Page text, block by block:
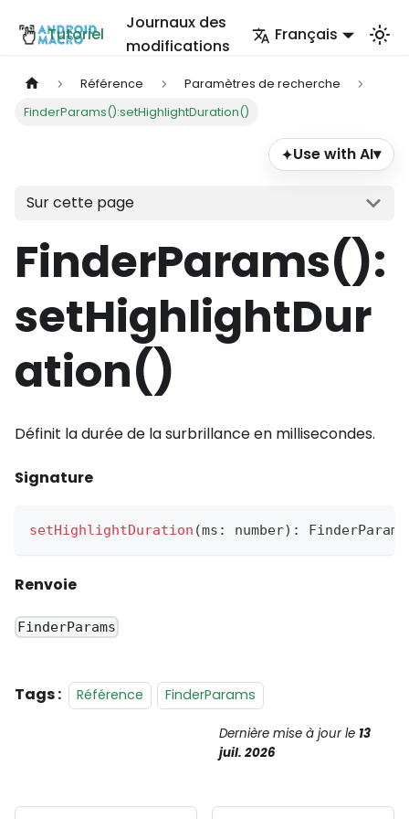
Tutoriel
Journaux des
modifications
Français
Référence
Paramètres de recherche
FinderParams():setHighlightDuration()
✦Use with AI▾
Sur cette page
FinderParams():
setHighlightDur
ation()
Définit la durée de la surbrillance en millisecondes.
Signature
setHighlightDuration (ms : number) : FinderParams
Renvoie
FinderParams
Tags : Référence FinderParams
Dernière mise à jourle 13
juil. 2026